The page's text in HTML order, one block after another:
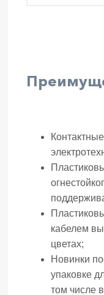
кабелем
цветах;
Новинки
упаковке
том числе